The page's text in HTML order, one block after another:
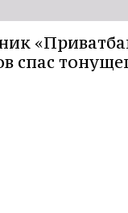
спас